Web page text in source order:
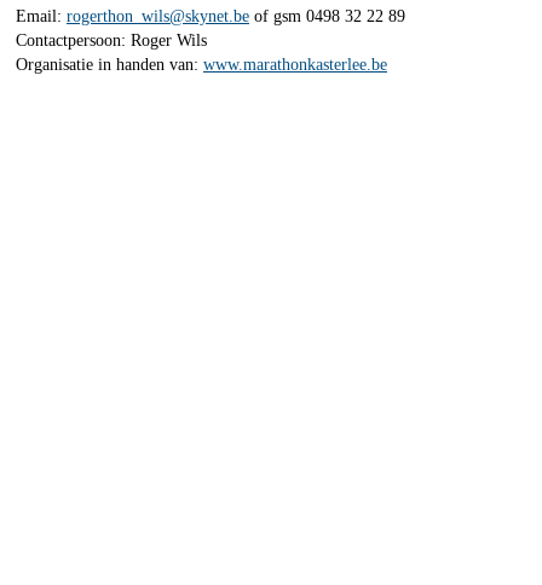
Email: rogerthon_wils@skynet.be of gsm 0498 32 22 89
Contactpersoon: Roger Wils
Organisatie in handen van: www.marathonkasterlee.be